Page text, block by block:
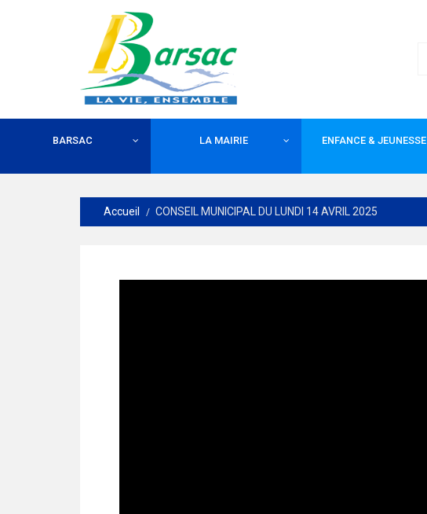
BARSAC LA MAIRIE ENFANCE & JEUNESSE
Accueil CONSEIL MUNICIPAL DU LUNDI 14 AVRIL 2025